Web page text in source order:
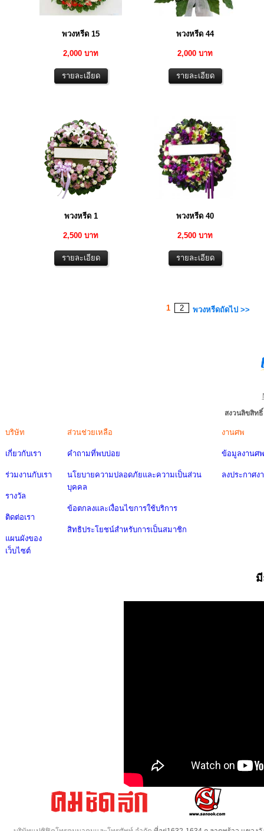
พวงหรีด 15
2,000 บาท
พวงหรีด 44
2,000 บาท
พวงหรีด 1
2,500 บาท
พวงหรีด 40
2,500 บาท
1 2 พวงหรีดถัดไป >>
สงวนลิขสิท
บริษัท
เกี่ยวกับเรา
ร่วมงานกับเรา
รางวัล
ติดต่อเรา
แผนผังของ
เว็บไซต์
ส่วนช่วยเหลือ
คำถามที่พบบ่อย
นโยบายความปลอดภัยและความเป็นส่วน
บุคคล
ข้อตกลงและเงื่อนไขการใช้บริการ
สิทธิประโยชน์สำหรับการเป็นสมาชิก
งานศพ
ข้อมูลงานศพ
ลงประกาศง